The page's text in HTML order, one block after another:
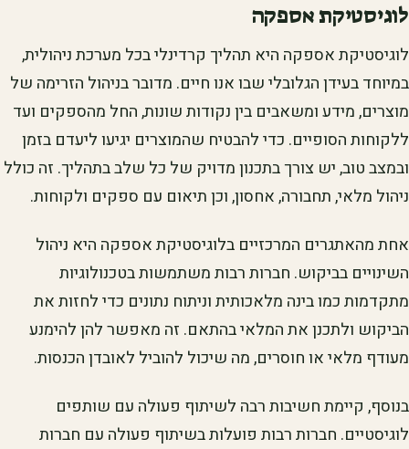
לוגיסטיקת אספקה
לוגיסטיקת אספקה היא תהליך קרדינלי בכל מערכת ניהולית,
במיוחד בעידן הגלובלי שבו אנו חיים. מדובר בניהול הזרימה של
מוצרים, מידע ומשאבים בין נקודות שונות, החל מהספקים ועד
ללקוחות הסופיים. כדי להבטיח שהמוצרים יגיעו ליעדם בזמן
ובמצב טוב, יש צורך בתכנון מדויק של כל שלב בתהליך. זה כולל
ניהול מלאי, תחבורה, אחסון, וכן תיאום עם ספקים ולקוחות.
אחת מהאתגרים המרכזיים בלוגיסטיקת אספקה היא ניהול
השינויים בביקוש. חברות רבות משתמשות בטכנולוגיות
מתקדמות כמו בינה מלאכותית וניתוח נתונים כדי לחזות את
הביקוש ולתכנן את המלאי בהתאם. זה מאפשר להן להימנע
מעודף מלאי או חוסרים, מה שיכול להוביל לאובדן הכנסות.
בנוסף, קיימת חשיבות רבה לשיתוף פעולה עם שותפים
לוגיסטיים. חברות רבות פועלות בשיתוף פעולה עם חברות